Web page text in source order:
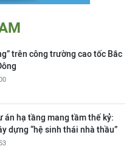
trên công trường cao tốc Bắc
án hạ tầng mang tầm thế kỷ:
dựng “hệ sinh thái nhà thầu”